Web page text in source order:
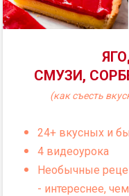
СМУЗИ,
(как съесть
24+ вкусных и
4 видеоурока
Необычные
- интереснее,